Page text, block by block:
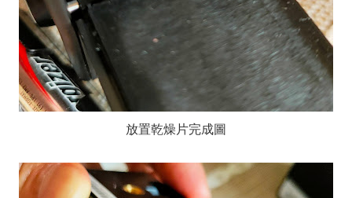
放置乾燥片完成圖